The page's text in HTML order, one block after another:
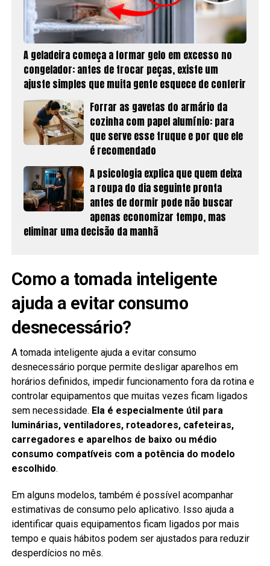
A geladeira começa a formar gelo em excesso no
congelador: antes de trocar peças, existe um
ajuste simples que muita gente esquece de conferir
Forrar as gavetas do armário da
cozinha com papel alumínio: para
que serve esse truque e por que ele
é recomendado
A psicologia explica que quem deixa
a roupa do dia seguinte pronta
antes de dormir pode não buscar
apenas economizar tempo, mas
eliminar uma decisão da manhã
Como a tomada inteligente
ajuda a evitar consumo
desnecessário?
A tomada inteligente ajuda a evitar consumo
desnecessário porque permite desligar aparelhos em
horários definidos, impedir funcionamento fora da rotina e
controlar equipamentos que muitas vezes ficam ligados
sem necessidade. Ela é especialmente útil para
luminárias, ventiladores, roteadores, cafeteiras,
carregadores e aparelhos de baixo ou médio
consumo compatíveis com a potência do modelo
escolhido.
Em alguns modelos, também é possível acompanhar
estimativas de consumo pelo aplicativo. Isso ajuda a
identificar quais equipamentos ficam ligados por mais
tempo e quais hábitos podem ser ajustados para reduzir
desperdícios no mês.